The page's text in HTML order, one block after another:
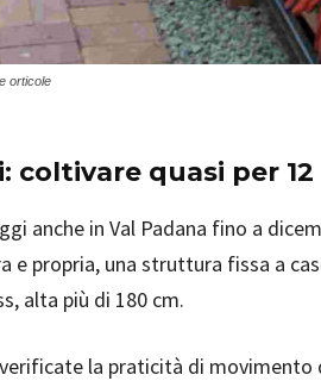
orticole
coltivare quasi per 12
anche in Val Padana fino a
e propria, una struttura fissa a
alta più di 180 cm.
la praticità di movimento